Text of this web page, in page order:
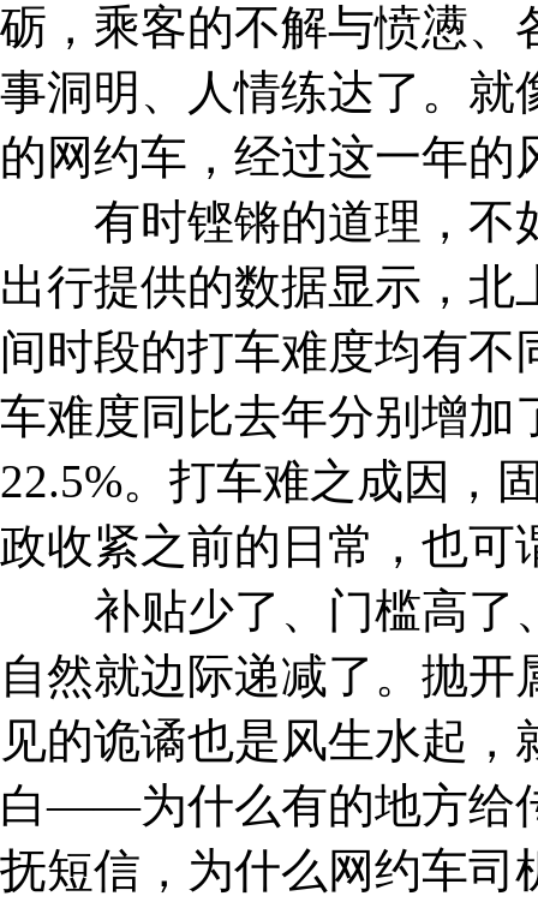
砺，乘客的不解与愤懑、
事洞明、人情练达了。就
的网约车，经过这一年的
有时铿锵的道理，不
出行提供的数据显示，北
间时段的打车难度均有
车难度同比去年分别增加
22.5%。打车难之成因，
政收紧之前的日常，也可
补贴少了、门槛高了
自然就边际递减了。抛
见的诡谲也是风生水起
白——为什么有的地方给
抚短信，为什么网约车司